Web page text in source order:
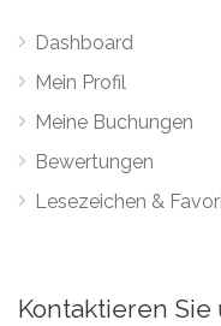
Dashboard
Mein Profil
Meine Buchungen
Bewertungen
Lesezeichen &
Kontaktieren Sie